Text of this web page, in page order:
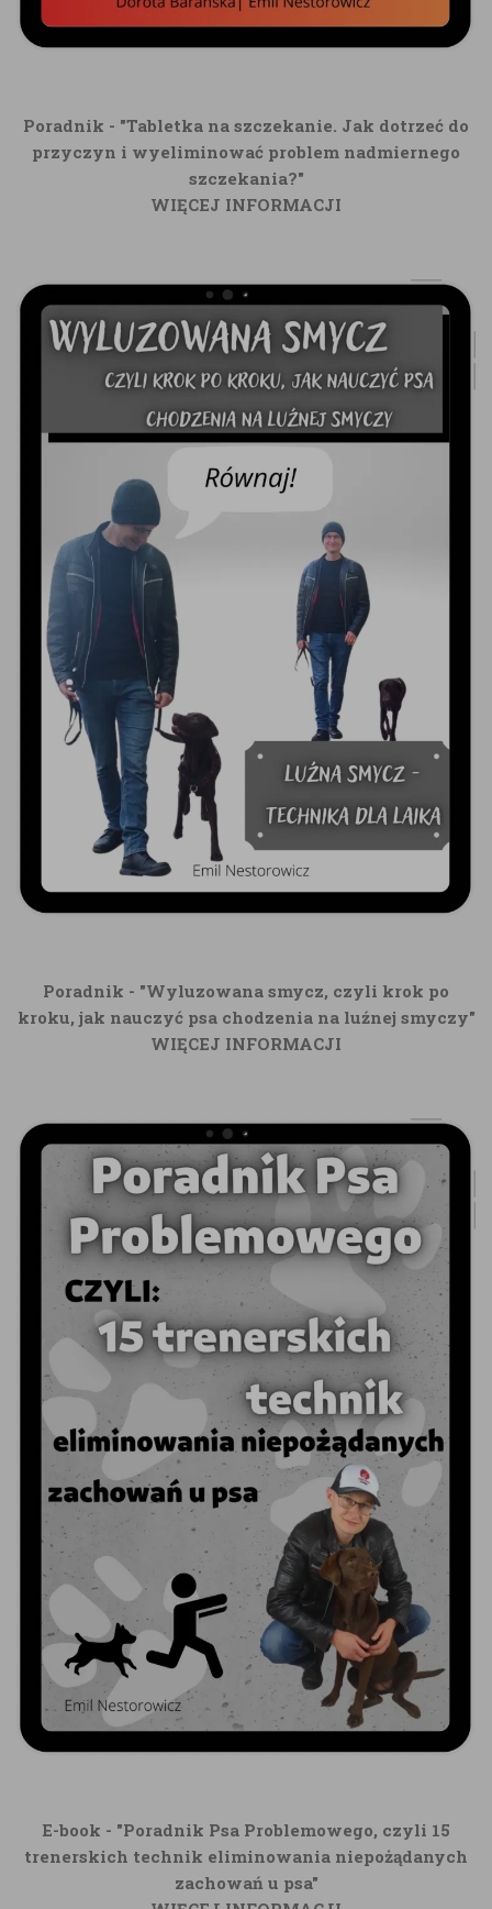
Poradnik - "Tabletka na szczekanie. Jak dotrzeć do
przyczyn i wyeliminować problem nadmiernego
szczekania?"
WIĘCEJ INFORMACJI
Poradnik - "Wyluzowana smycz, czyli krok po
kroku, jak nauczyć psa chodzenia na luźnej smyczy"
WIĘCEJ INFORMACJI
E-book - "Poradnik Psa Problemowego, czyli 15
trenerskich technik eliminowania niepożądanych
zachowań u psa"